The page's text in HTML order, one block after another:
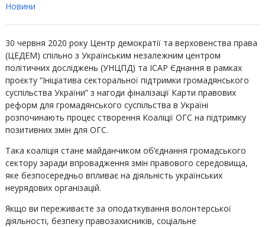
Новини
30 червня 2020 року Центр демократії та верховенства права
(ЦЕДЕМ) спільно з Українським незалежним центром
політичних досліджень (УНЦПД) та ІСАР Єднання в рамках
проєкту “Ініціатива секторальної підтримки громадянського
суспільства України” з нагоди фіналізації Карти правових
реформ для громадянського суспільства в Україні
розпочинають процес створення Коаліції ОГС на підтримку
позитивних змін для ОГС.
Така коаліція стане майданчиком об’єднання громадського
сектору заради впровадження змін правового середовища,
яке безпосередньо впливає на діяльність українських
неурядових організацій.
Якщо ви переживаєте за оподаткування волонтерської
діяльності, безпеку правозахисників, соціальне